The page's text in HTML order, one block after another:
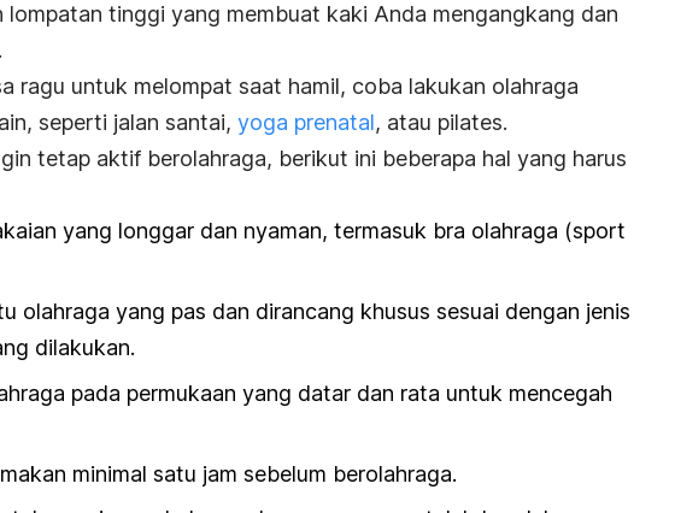
lompatan tinggi yang membuat kaki Anda mengangkang dan
ragu untuk melompat saat hamil, coba lakukan olahraga
seperti jalan santai, yoga prenatal, atau pilates.
tetap aktif berolahraga, berikut ini beberapa hal yang harus
yang longgar dan nyaman, termasuk bra olahraga (sport
olahraga yang pas dan dirancang khusus sesuai dengan jenis
dilakukan.
pada permukaan yang datar dan rata untuk mencegah
minimal satu jam sebelum berolahraga.